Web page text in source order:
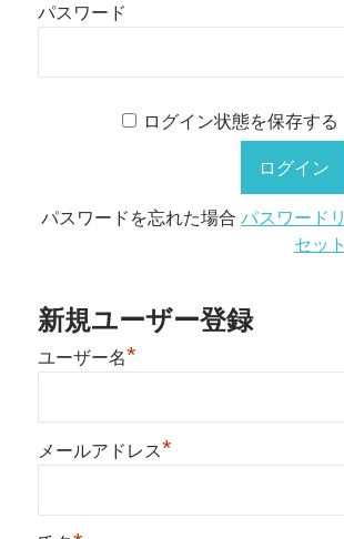
パスワード
ログイン状態を保存する
パスワードを忘れた場合パスワードリ
セット
新規ユーザー登録
ユーザー名*
メールアドレス*